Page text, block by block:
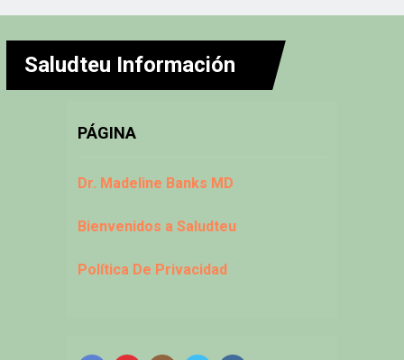
Saludteu Información
PÁGINA
Dr. Madeline Banks MD
Bienvenidos a Saludteu
Política De Privacidad